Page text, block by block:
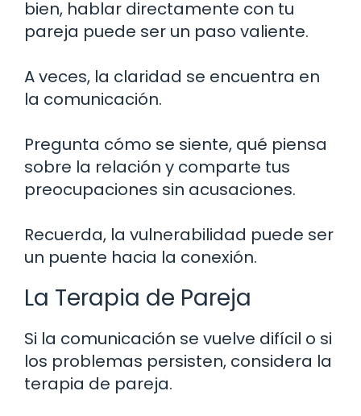
bien, hablar directamente con tu
pareja puede ser un paso valiente.
A veces, la claridad se encuentra en
la comunicación.
Pregunta cómo se siente, qué piensa
sobre la relación y comparte tus
preocupaciones sin acusaciones.
Recuerda, la vulnerabilidad puede ser
un puente hacia la conexión.
La Terapia de Pareja
Si la comunicación se vuelve difícil o si
los problemas persisten, considera la
terapia de pareja.